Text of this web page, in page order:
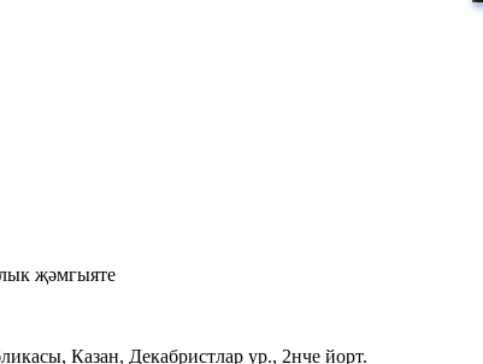
җәмгыяте
Казан, Декабристлар ур., 2нче йорт.